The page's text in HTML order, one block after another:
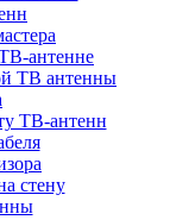
антенне
ТВ антенны
ТВ-антенн
стену